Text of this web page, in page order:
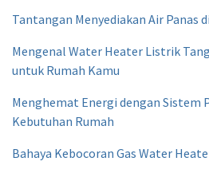
Tantangan Menyediakan Air Panas
Mengenal Water Heater Listrik
untuk Rumah Kamu
Menghemat Energi dengan Sistem
Kebutuhan Rumah
Bahaya Kebocoran Gas Water